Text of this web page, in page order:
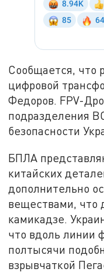
Сообщается, что
цифровой
Федоров. FPV-
подразделения
безопасности
БПЛА
китайских
дополнительно
веществами, что
камикадзе.
что вдоль линии
полтысячи
взрывчаткой